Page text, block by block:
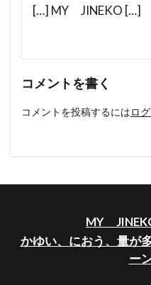
[…] MY JINEKO […]
コメントを書く
コメントを投稿するにはロ
MY
かゆい、におう、量が
ー